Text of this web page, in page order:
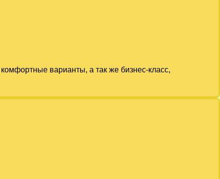
варианты, а так же бизнес-класс,